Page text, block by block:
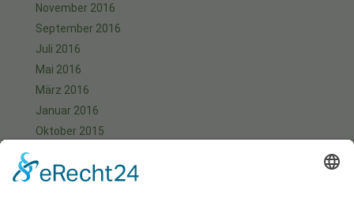
November 2016
September 2016
Juli 2016
Mai 2016
März 2016
Januar 2016
Oktober 2015
August 2015